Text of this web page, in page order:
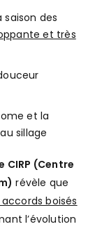
des
et très
et la
sillage
CIRP (Centre
révèle que
boisés
l’évolution